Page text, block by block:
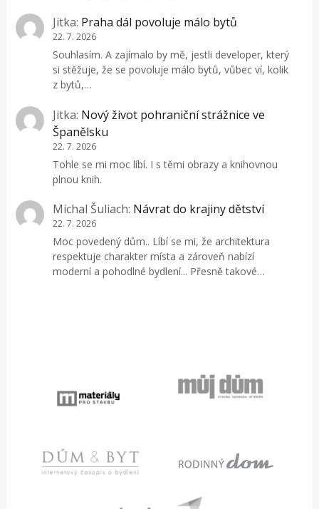
Jitka: Praha dál povoluje málo bytů
22. 7. 2026
Souhlasím. A zajímalo by mě, jestli developer, který
si stěžuje, že se povoluje málo bytů, vůbec ví, kolik
z bytů,…
Jitka: Nový život pohraniční strážnice ve
Španělsku
22. 7. 2026
Tohle se mi moc líbí. I s těmi obrazy a knihovnou
plnou knih.
Michal Šuliach: Návrat do krajiny dětství
22. 7. 2026
Moc povedený dům.. Líbí se mi, že architektura
respektuje charakter místa a zároveň nabízí
moderní a pohodlné bydlení... Přesně takové…